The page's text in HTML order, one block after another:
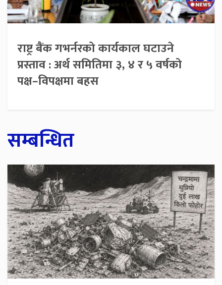
राष्ट्र बैंक गभर्नरको कार्यकाल घटाउने
प्रस्ताव : अर्थ समितिमा ३, ४ र ५ वर्षको
पक्ष–विपक्षमा बहस
सम्बन्धित